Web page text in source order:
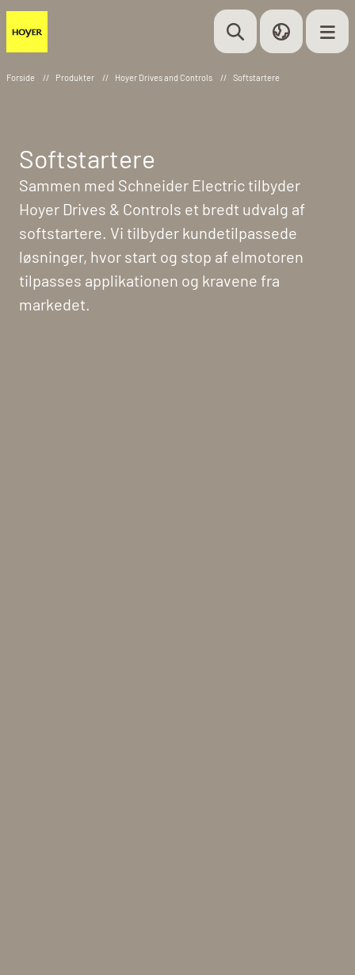
Forside // Produkter // Hoyer Drives and Controls // Softstartere
Softstartere
Sammen med Schneider Electric tilbyder
Hoyer Drives & Controls et bredt udvalg af
softstartere. Vi tilbyder kundetilpassede
løsninger, hvor start og stop af elmotoren
tilpasses applikationen og kravene fra
markedet.